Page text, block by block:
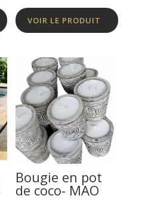
VOIR LE PRODUIT
Bougie en pot
de coco- MAO